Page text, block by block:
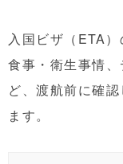
入国ビザ（ETA）
食事・衛生事情
ど、渡航前に確
ます。